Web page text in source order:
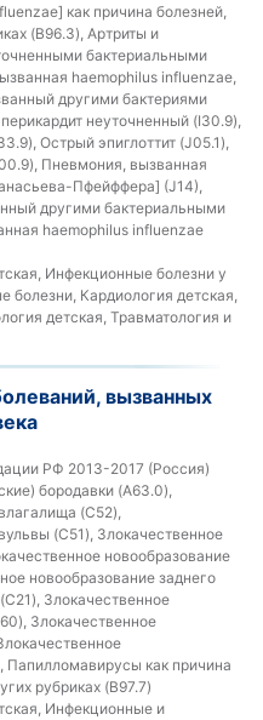
как причина болезней,
(B96.3), Артриты и
бактериальными
haemophilus influenzae,
другими бактериями
неуточненный (I30.9),
Острый эпиглоттит (J05.1),
Пневмония, вызванная
Пфейффера] (J14),
другими бактериальными
haemophilus influenzae
Инфекционные болезни у
болезни, Кардиология детская,
детская, Травматология и
вызванных
РФ 2013-2017 (Россия)
бородавки (A63.0),
(C52),
(C51), Злокачественное
новообразование
новообразование заднего
Злокачественное
Злокачественное
Папилломавирусы как причина
рубриках (B97.7)
Инфекционные и